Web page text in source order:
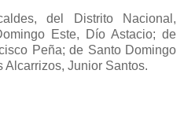
del Distrito Nacional,
Este, Dío Astacio; de
Peña; de Santo Domingo
Alcarrizos, Junior Santos.